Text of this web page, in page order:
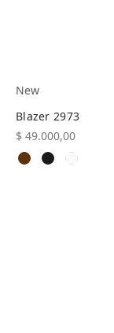
New
Blazer 2973
$ 49.000,00